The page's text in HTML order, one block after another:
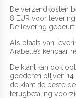
De verzendkosten
8 EUR voor
De levering gebeurt
Als plaats van
Arabelle’s kenbaar
De klant kan ook
goederen blijven
de klant de
terugbetaling